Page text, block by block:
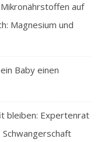
auf
Magnesium und
Baby einen
bleiben: Expertenrat